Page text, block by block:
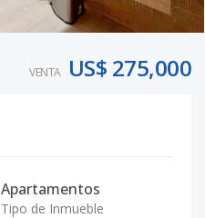
VENTA US$ 275,000
Apartamentos
Tipo de Inmueble